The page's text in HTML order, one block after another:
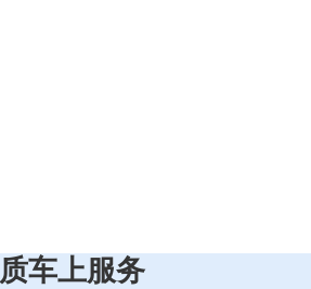
车上服务